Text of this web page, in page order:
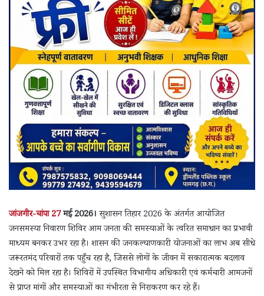
जांजगीर-चांपा 27मई 2026। सुशासन तिहार 2026 के अंतर्गत आयोजित
जनसमस्या निवारण शिविर आम जनता की समस्याओं के त्वरित समाधान का प्रभावी
माध्यम बनकर उभर रहा है। शासन की जनकल्याणकारी योजनाओं का लाभ अब सीधे
जरूरतमंद परिवारों तक पहुँच रहा है, जिससे लोगों के जीवन में सकारात्मक बदलाव
देखने को मिल रहा है। शिविरों में उपस्थित विभागीय अधिकारी एवं कर्मचारी आमजनों
से प्राप्त मांगों और समस्याओं का गंभीरता से निराकरण कर रहे हैं।